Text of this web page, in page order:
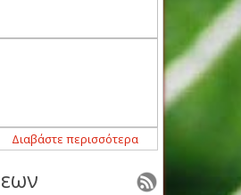
21:52 - Σημαντική ενίσχυση με Μάρτιν
Διαβάστε περισσότερα